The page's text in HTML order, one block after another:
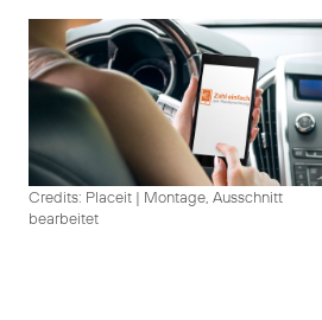
Credits: Placeit | Montage, Ausschnitt
bearbeitet